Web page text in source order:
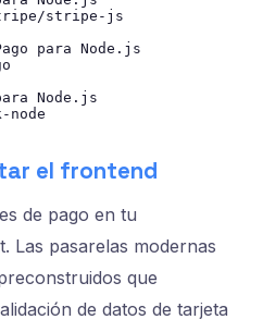
stripe-js
para Node.js
Node.js
node
el frontend
de pago en tu
Las pasarelas modernas
que
de datos de tarjeta